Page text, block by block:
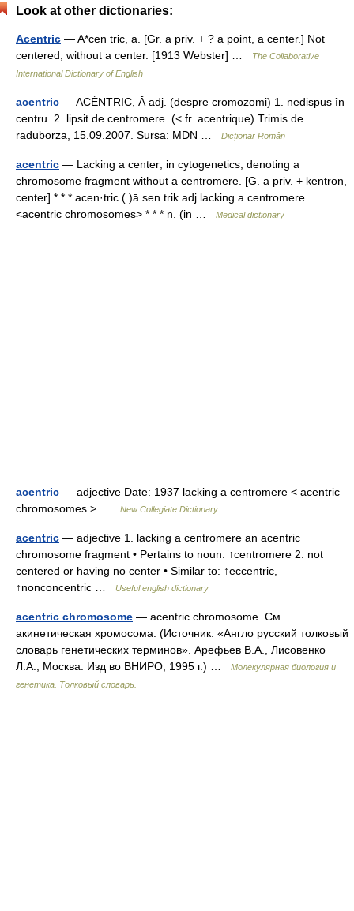
Look at other dictionaries:
Acentric — A*cen tric, a. [Gr. a priv. + ? a point, a center.] Not
centered; without a center. [1913 Webster] …
The Collaborative
International Dictionary of English
acentric — ACÉNTRIC, Ă adj. (despre cromozomi) 1. nedispus în
centru. 2. lipsit de centromere. (< fr. acentrique) Trimis de
raduborza, 15.09.2007. Sursa: MDN …
Dicționar Român
acentric — Lacking a center; in cytogenetics, denoting a
chromosome fragment without a centromere. [G. a priv. + kentron,
center] * * * acen·tric ( )ā sen trik adj lacking a centromere
<acentric chromosomes> * * * n. (in …
Medical dictionary
acentric — adjective Date: 1937 lacking a centromere < acentric
chromosomes > …
New Collegiate Dictionary
acentric — adjective 1. lacking a centromere an acentric
chromosome fragment • Pertains to noun: ↑centromere 2. not
centered or having no center • Similar to: ↑eccentric,
↑nonconcentric …
Useful english dictionary
acentric chromosome — acentric chromosome. См.
акинетическая хромосома. (Источник: «Англо русский толковый
словарь генетических терминов». Арефьев В.А., Лисовенко
Л.А., Москва: Изд во ВНИРО, 1995 г.) …
Молекулярная биология и
генетика. Толковый словарь.